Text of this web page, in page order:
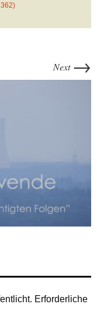
Next →
Erforderliche